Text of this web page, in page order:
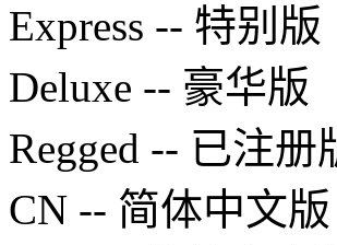
Express -- 特别版
Deluxe -- 豪华版
Regged -- 已注册
CN -- 简体中文版